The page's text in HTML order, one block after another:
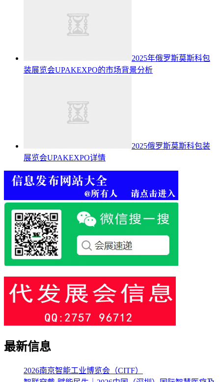
2025年俄罗斯莫斯科包
装展览会UPAKEXPO的市场背景分析
2025俄罗斯莫斯科包装
展览会UPAKEXPO详情
最新信息
2026南京智能工业博览会（CITF）